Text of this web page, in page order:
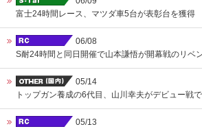
富士24時間レース、マツダ車5台が表彰台を獲得
06/08
S耐24時間と同日開催で山本謙悟が開幕戦のリベ
05/14
トップガン養成の6代目、山川幸夫がデビュー戦で
05/13